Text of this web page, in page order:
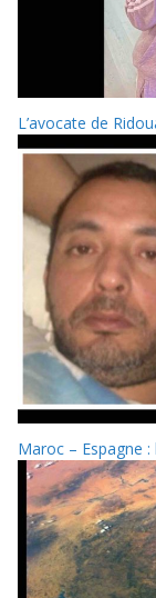
L’avocate de
Maroc – Espagne